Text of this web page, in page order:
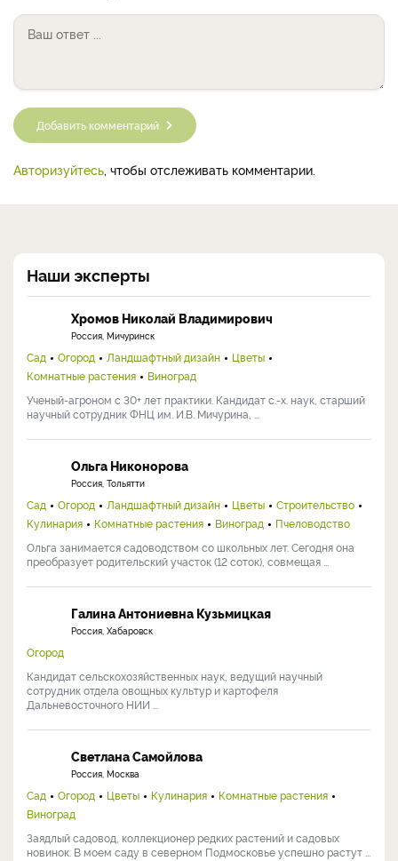
Добавить комментарий
Авторизуйтесь, чтобы отслеживать комментарии.
Наши эксперты
Хромов Николай Владимирович
Россия, Мичуринск
Сад Огород Ландшафтный дизайн
Цветы
Комнатные растения
Виноград
Ученый-агроном с 30+ лет практики. Кандидат с.-х. наук, старший
научный сотрудник ФНЦ им. И.В. Мичурина, ...
Ольга Никонорова
Россия, Тольятти
Сад Огород Ландшафтный дизайн Цветы
Строительство
Кулинария
Комнатные растения Виноград
Пчеловодство
Ольга занимается садоводством со школьных лет. Сегодня она
преобразует родительский участок (12 соток), совмещая ...
Галина Антониевна Кузьмицкая
Россия, Хабаровск
Огород
Кандидат сельскохозяйственных наук, ведущий научный
сотрудник отдела овощных культур и картофеля
Дальневосточного НИИ ...
Светлана Самойлова
Россия, Москва
Сад Огород Цветы Кулинария
Комнатные растения
Виноград
Заядлый садовод, коллекционер редких растений и садовых
новинок. В моем саду в северном Подмосковье успешно растут ...